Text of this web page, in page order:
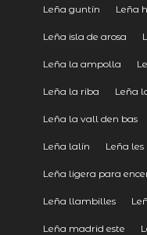
Leña guntín Leña
Leña isla de arosa
Leña la ampolla
Leña la riba Leña
Leña la vall den bas
Leña lalín Leña
Leña ligera para
Leña llambilles
Leña madrid este